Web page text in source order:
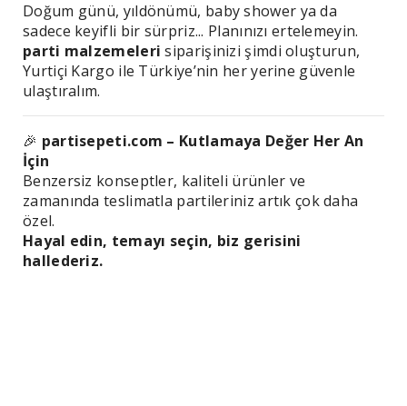
Doğum günü, yıldönümü, baby shower ya da
sadece keyifli bir sürpriz... Planınızı ertelemeyin.
parti malzemeleri siparişinizi şimdi oluşturun,
Yurtiçi Kargo ile Türkiye’nin her yerine güvenle
ulaştıralım.
🎉 partisepeti.com – Kutlamaya Değer Her An
İçin
Benzersiz konseptler, kaliteli ürünler ve
zamanında teslimatla partileriniz artık çok daha
özel.
Hayal edin, temayı seçin, biz gerisini
hallederiz.